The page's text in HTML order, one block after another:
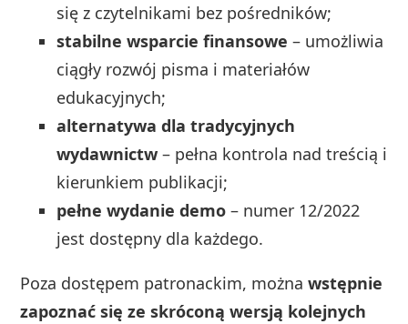
się z czytelnikami bez pośredników;
stabilne wsparcie finansowe – umożliwia
ciągły rozwój pisma i materiałów
edukacyjnych;
alternatywa dla tradycyjnych
wydawnictw – pełna kontrola nad treścią i
kierunkiem publikacji;
pełne wydanie demo – numer 12/2022
jest dostępny dla każdego.
Poza dostępem patronackim, możnawstępnie
zapoznać się ze skróconą wersją kolejnych